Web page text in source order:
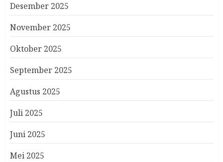
Desember 2025
November 2025
Oktober 2025
September 2025
Agustus 2025
Juli 2025
Juni 2025
Mei 2025